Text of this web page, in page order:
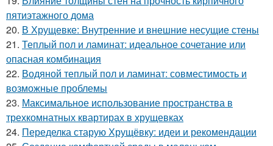
пятиэтажного дома
20. В Хрущевке: Внутренние и внешние несущие стены
21. Теплый пол и ламинат: идеальное сочетание или
опасная комбинация
22. Водяной теплый пол и ламинат: совместимость и
возможные проблемы
23. Максимальное использование пространства в
трехкомнатных квартирах в хрущевках
24. Переделка старую Хрущёвку: идеи и рекомендации